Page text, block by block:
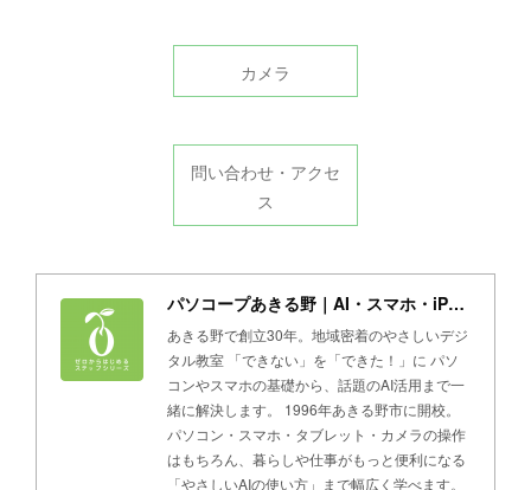
カメラ
問い合わせ・アクセ
ス
パソコープあきる野｜AI・スマホ・iPad・パソコン教室
あきる野で創立30年。地域密着のやさしいデジ
タル教室 「できない」を「できた！」に パソ
コンやスマホの基礎から、話題のAI活用まで一
緒に解決します。 1996年あきる野市に開校。
パソコン・スマホ・タブレット・カメラの操作
はもちろん、暮らしや仕事がもっと便利になる
「やさしいAIの使い方」まで幅広く学べます。